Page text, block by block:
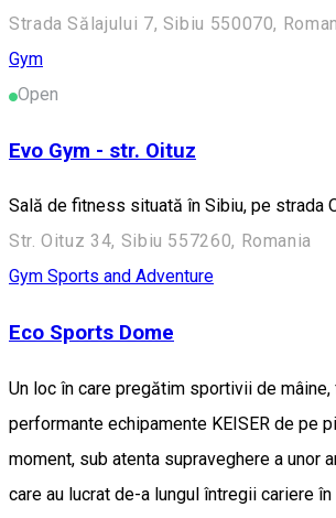
Strada Sălajului 7, Sibiu 550070,
Gym
Open
Evo Gym - str. Oituz
Sală de fitness situată în Sibiu, pe strada
Str. Oituz 34, Sibiu 557260, Romania
Gym Sports and Adventure
Eco Sports Dome
Un loc în care pregătim sportivii de
performante echipamente KEISER de pe
moment, sub atenta supraveghere a unor
care au lucrat de-a lungul întregii cariere